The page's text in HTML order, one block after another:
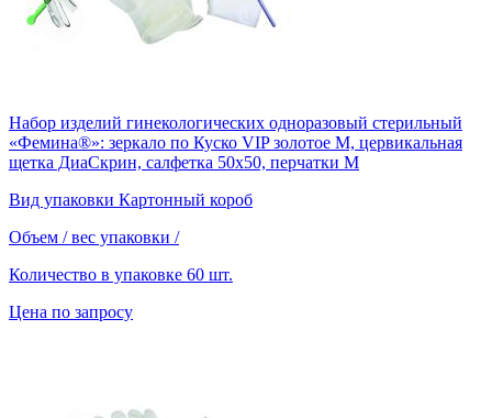
Набор изделий гинекологических одноразовый стерильный
«Фемина®»: зеркало по Куско VIP золотое M, цервикальная
щетка ДиаСкрин, салфетка 50х50, перчатки М
Вид упаковки Картонный короб
Объем / вес упаковки /
Количество в упаковке 60 шт.
Цена по запросу